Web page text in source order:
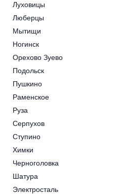
Луховицы
Люберцы
Мытищи
Ногинск
Орехово Зуево
Подольск
Пушкино
Раменское
Руза
Серпухов
Ступино
Химки
Черноголовка
Шатура
Электросталь